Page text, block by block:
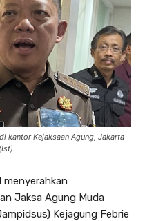
kantor Kejaksaan Agung, Jakarta
menyerahkan
Jaksa Agung Muda
Kejagung Febrie